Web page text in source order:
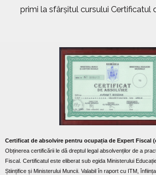
primi la sfârșitul cursului Certificatul
Certificat de absolvire pentru ocupația de Expert Fiscal
Obținerea certificării le dă dreptul legal absolvenților de a
Fiscal. Certificatul este eliberat sub egida Ministerului
Științifice și Ministerului Muncii. Valabil în raport cu ITM,